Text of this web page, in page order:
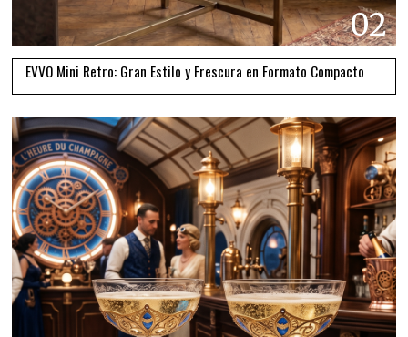
02
EVVO Mini Retro: Gran Estilo y Frescura en Formato Compacto